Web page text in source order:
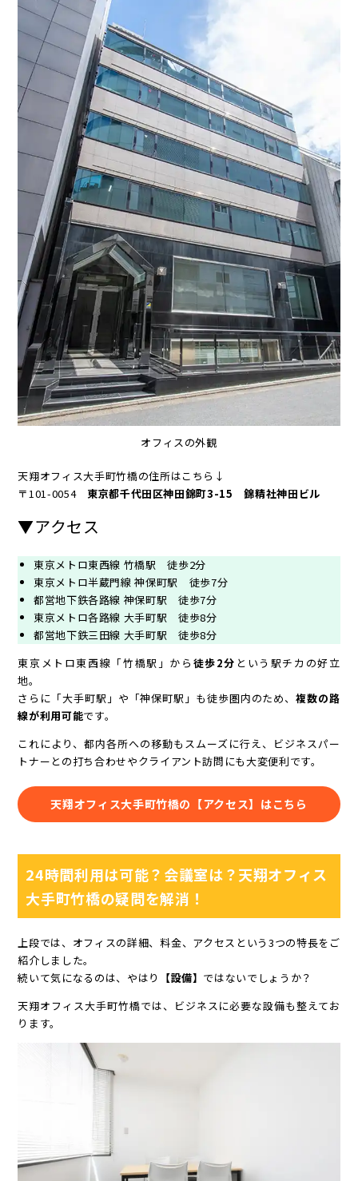
オフィスの外観
天翔オフィス大手町竹橋の住所はこちら↓
〒101-0054 東京都千代田区神田錦町3-15 錦精社神田ビル
▼アクセス
東京メトロ東西線 竹橋駅 徒歩2分
東京メトロ半蔵門線 神保町駅 徒歩7分
都営地下鉄各路線 神保町駅 徒歩7分
東京メトロ各路線 大手町駅 徒歩8分
都営地下鉄三田線 大手町駅 徒歩8分
東京メトロ東西線「竹橋駅」から 徒歩2分 という駅チカの好立
地。
さらに「大手町駅」や「神保町駅」も徒歩圏内のため、複数の路
線が利用可能です。
これにより、都内各所への移動もスムーズに行え、ビジネスパー
トナーとの打ち合わせやクライアント訪問にも大変便利です。
天翔オフィス大手町竹橋の【アクセス】はこちら
24時間利用は可能？会議室は？天翔オフィス
大手町竹橋の疑問を解消！
上段では、オフィスの詳細、料金、アクセスという3つの特長をご
紹介しました。
続いて気になるのは、やはり
【設備】 ではないでしょうか？
天翔オフィス大手町竹橋では、ビジネスに必要な設備も整えてお
ります。